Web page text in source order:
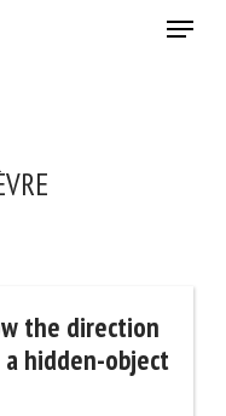
Menu
the
to solve a
LE BIEN-ÊTRE